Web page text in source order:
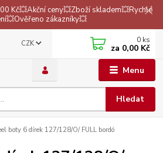
Kč💥Akční ceny💥Zboží skladem💥Rychlé
zákazníky💥
Menu
CZK
Hledat
0 ks
za 0,00 Kč
boty 6 dírek 127/128/O/ FULL bordó